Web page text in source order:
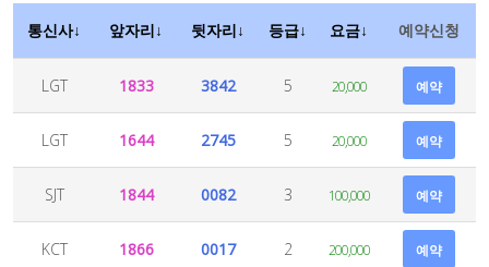
통신사↓ 앞자리↓ 뒷자리↓ 등급↓ 요금↓ 예약신청
LGT 1833 3842 5 20,000 예약
LGT 1644 2745 5 20,000 예약
SJT 1844 0082 3 100,000 예약
KCT 1866 0017 2 200,000 예약